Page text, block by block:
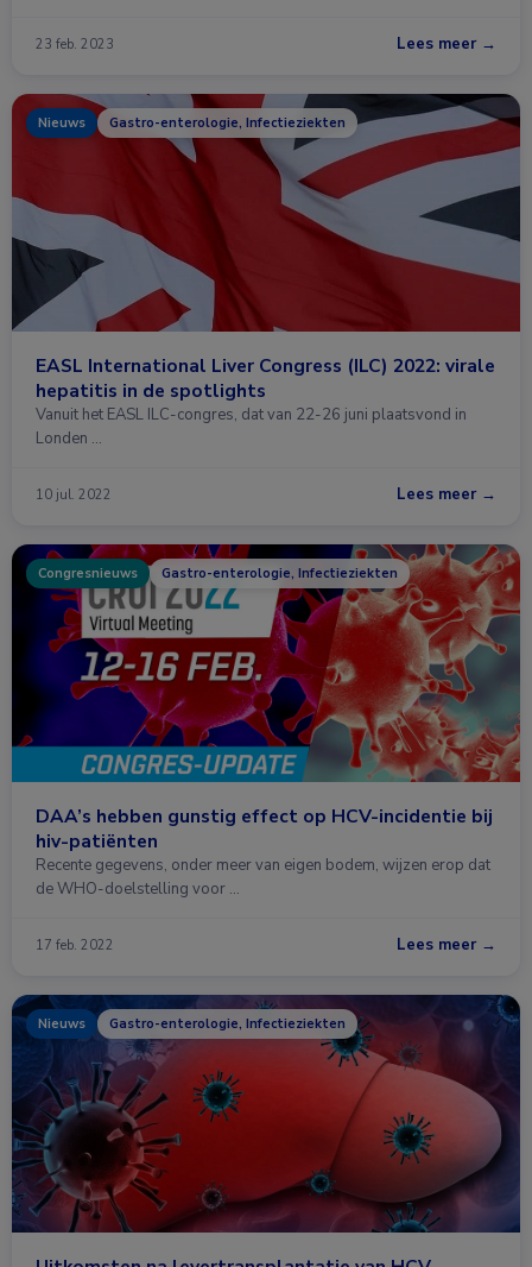
23 feb. 2023 Lees meer →
Nieuws Gastro-enterologie, Infectieziekten
EASL International Liver Congress (ILC) 2022: virale
hepatitis in de spotlights
Vanuit het EASL ILC-congres, dat van 22-26 juni plaatsvond in
Londen …
10 jul. 2022 Lees meer →
Congresnieuws Gastro-enterologie, Infectieziekten
DAA’s hebben gunstig effect op HCV-incidentie bij
hiv-patiënten
Recente gegevens, onder meer van eigen bodem, wijzen erop dat
de WHO-doelstelling voor …
17 feb. 2022 Lees meer →
Nieuws Gastro-enterologie, Infectieziekten